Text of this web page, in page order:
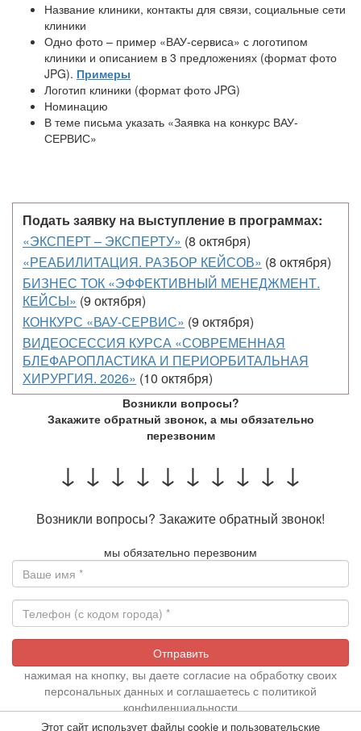
Название клиники, контакты для связи, социальные сети
клиники
Одно фото – пример «ВАУ-сервиса» с логотипом
клиники и описанием в 3 предложениях (формат фото
JPG). Примеры
Логотип клиники (формат фото JPG)
Номинацию
В теме письма указать «Заявка на конкурс ВАУ-
СЕРВИС»
Подать заявку на выступление в программах:
«ЭКСПЕРТ – ЭКСПЕРТУ» (8 октября)
«РЕАБИЛИТАЦИЯ. РАЗБОР КЕЙСОВ» (8 октября)
БИЗНЕС ТОК «ЭФФЕКТИВНЫЙ МЕНЕДЖМЕНТ.
КЕЙСЫ» (9 октября)
КОНКУРС «ВАУ-СЕРВИС» (9 октября)
ВИДЕОСЕССИЯ КУРСА «СОВРЕМЕННАЯ
БЛЕФАРОПЛАСТИКА И ПЕРИОРБИТАЛЬНАЯ
ХИРУРГИЯ. 2026» (10 октября)
Возникли вопросы?
Закажите обратный звонок, а мы обязательно
перезвоним
↓ ↓ ↓ ↓ ↓ ↓ ↓ ↓ ↓ ↓
Возникли вопросы? Закажите обратный звонок!
мы обязательно перезвоним
Отправить
нажимая на кнопку, вы даете согласие на обработку своих
персональных данных и соглашаетесь с политикой
конфиденциальности
Политика в области обработки персональных данных
Этот сайт использует файлы cookie и пользовательские